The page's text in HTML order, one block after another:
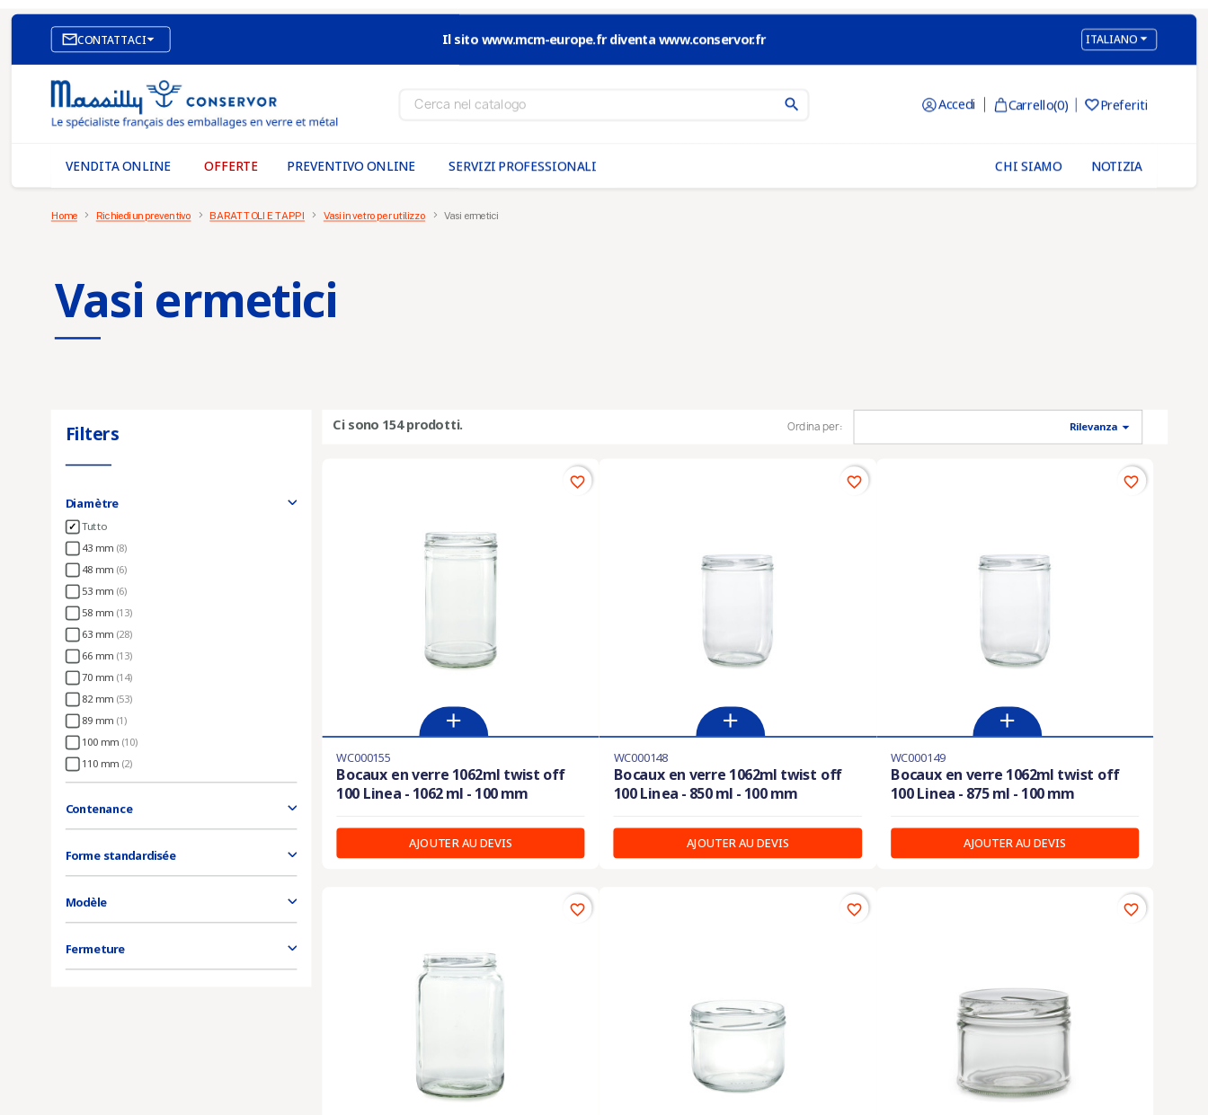
CONTATTACI
SITO WEB DI E-COMMERCE
I NOSTRI UFFICI
MASSILLY CONSERVOR
Il sito www.mcm-europe.fr diventa www.conservor.fr ITALIANO
search Accedi Carrello(0) Preferiti
VENDITA ONLINE OFFERTE PREVENTIVO ONLINE SERVIZI PROFESSIONALI NOTIZIA
CHI SIAMO
Home Richiedi un preventivo BARATTOLI E TAPPI Vasi in vetro per utilizzo Vasi ermetici
Vasi ermetici
Filters
Diamètre
Tutto
43 mm (8)
48 mm (6)
53 mm (6)
58 mm (13)
63 mm (28)
66 mm (13)
70 mm (14)
82 mm (53)
89 mm (1)
100 mm (10)
110 mm (2)
Contenance
Forme standardisée
Modèle
Fermeture
Ci sono 154 prodotti. Ordina per: Rilevanza 
WC000155
Bocaux en verre 1062ml twist off
100 Linea - 1062 ml - 100 mm
AJOUTER AU DEVIS
favorite_border
WC000148
Bocaux en verre 1062ml twist off
100 Linea - 850 ml - 100 mm
AJOUTER AU DEVIS
favorite_border
WC000149
Bocaux en verre 1062ml twist off
100 Linea - 875 ml - 100 mm
AJOUTER AU DEVIS
favorite_border
favorite_border favorite_border favorite_border